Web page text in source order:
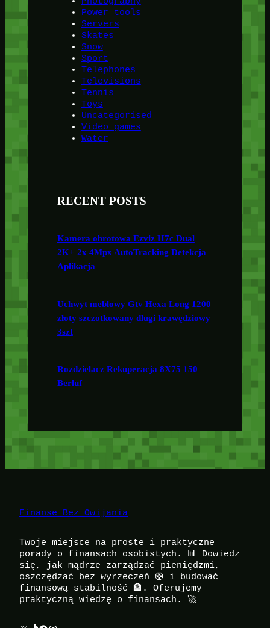
Power tools
Servers
Skates
Snow
Sport
Telephones
Televisions
Tennis
Toys
Uncategorised
Video games
Water
RECENT POSTS
Kamera obrotowa Ezviz H7c Dual
2K+ 2x 4Mpx AutoTracking Detekcja
Aplikacja
Uchwyt meblowy Gtv Hexa Long 1200
złoty szczotkowany długi krawędziowy
3szt
Rozdzielacz Rekuperacja 8X75 150
Berluf
Finanse Bez Owijania
Twoje miejsce na proste i praktyczne
porady o finansach osobistych. 📊 Dowiedz
się, jak mądrze zarządzać pieniędzmi,
oszczędzać bez wyrzeczeń 🛟 i budować
finansową stabilność 🏦. Oferujemy
praktyczną wiedzę o finansach. 🚀